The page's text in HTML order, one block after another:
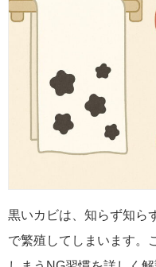
黒いカビは、知らず知ら
で繁殖してしまいます。